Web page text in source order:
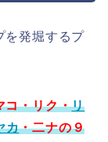
を発堀するプ
コ・リク・リ
カ・二ナの９